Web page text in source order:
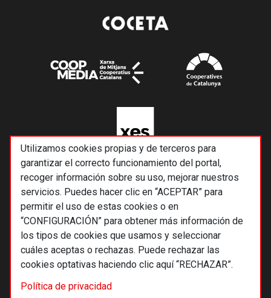
Utilizamos cookies propias y de terceros para
garantizar el correcto funcionamiento del portal,
recoger información sobre su uso, mejorar nuestros
servicios. Puedes hacer clic en “ACEPTAR” para
permitir el uso de estas cookies o en
“CONFIGURACIÓN” para obtener más información de
los tipos de cookies que usamos y seleccionar
cuáles aceptas o rechazas. Puede rechazar las
cookies optativas haciendo clic aquí “RECHAZAR”.
Política de privacidad
© 2026 Alternativas económicas SCCL
Footer
Términos y condiciones de uso